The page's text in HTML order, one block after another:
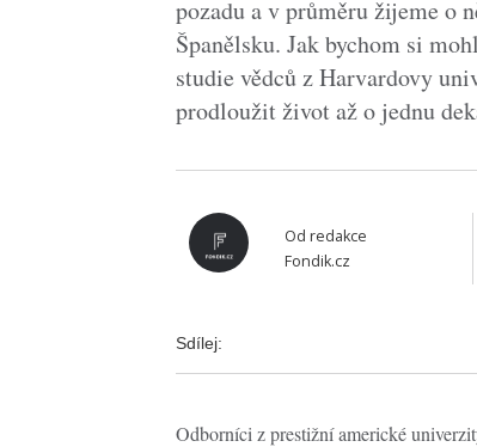
pozadu a v průměru žijeme o
Španělsku. Jak bychom si
studie vědců z Harvardovy
prodloužit život až o jednu
Od redakce
Fondik.cz
Sdílej:
Odborníci z prestižní americké